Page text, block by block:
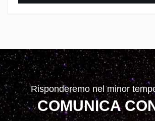
Risponderemo nel minor
COMUNICA